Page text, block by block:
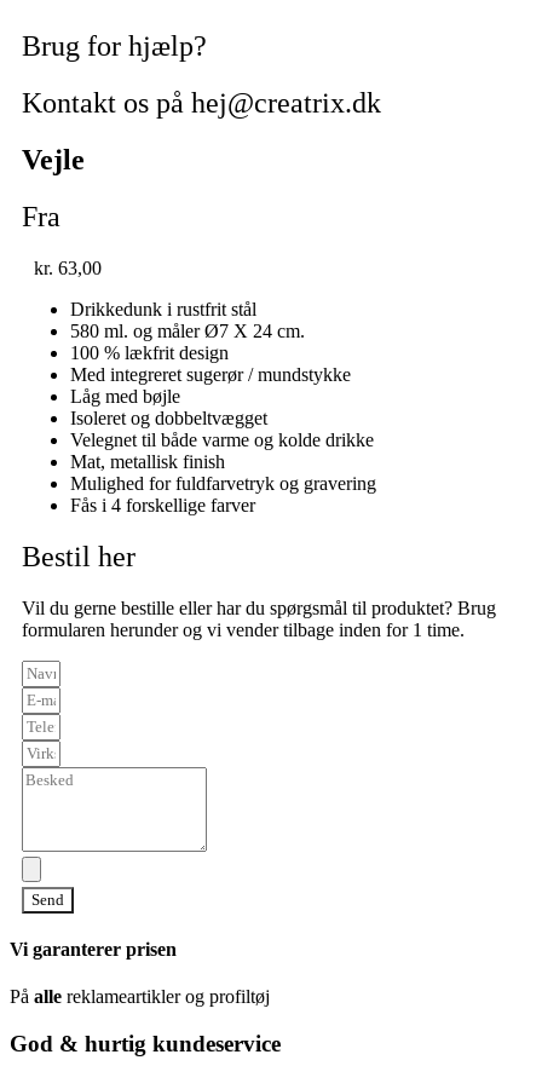
Brug for hjælp?
Kontakt os på hej@creatrix.dk
Vejle
Fra
kr. 63,00
Drikkedunk i rustfrit stål
580 ml. og måler Ø7 X 24 cm.
100 % lækfrit design
Med integreret sugerør / mundstykke
Låg med bøjle
Isoleret og dobbeltvægget
Velegnet til både varme og kolde drikke
Mat, metallisk finish
Mulighed for fuldfarvetryk og gravering
Fås i 4 forskellige farver
Bestil her
Vil du gerne bestille eller har du spørgsmål til produktet? Brug
formularen herunder og vi vender tilbage inden for 1 time.
Send
Vi garanterer prisen
På alle reklameartikler og profiltøj
God & hurtig kundeservice